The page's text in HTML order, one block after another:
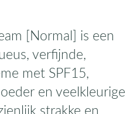
[Normal] is een
verfijnde,
met SPF15,
en veelkleurige
strakke en